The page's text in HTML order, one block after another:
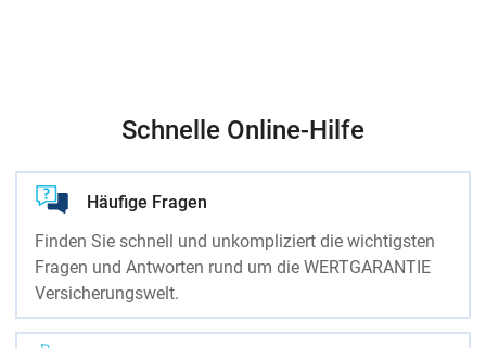
Schnelle Online-Hilfe
Häufige Fragen
Finden Sie schnell und unkompliziert die wichtigsten
Fragen und Antworten rund um die WERTGARANTIE
Versicherungswelt.